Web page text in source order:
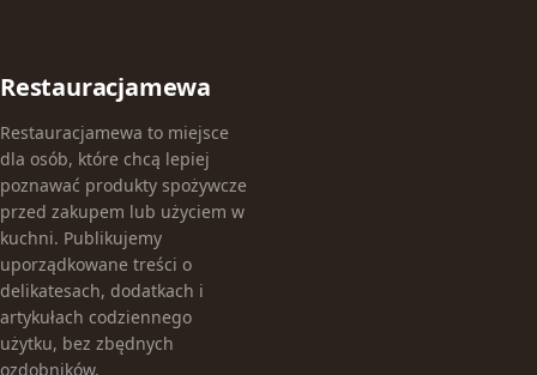
Restauracjamewa
Restauracjamewa to miejsce
dla osób, które chcą lepiej
poznawać produkty spożywcze
przed zakupem lub użyciem w
kuchni. Publikujemy
uporządkowane treści o
delikatesach, dodatkach i
artykułach codziennego
użytku, bez zbędnych
ozdobników.